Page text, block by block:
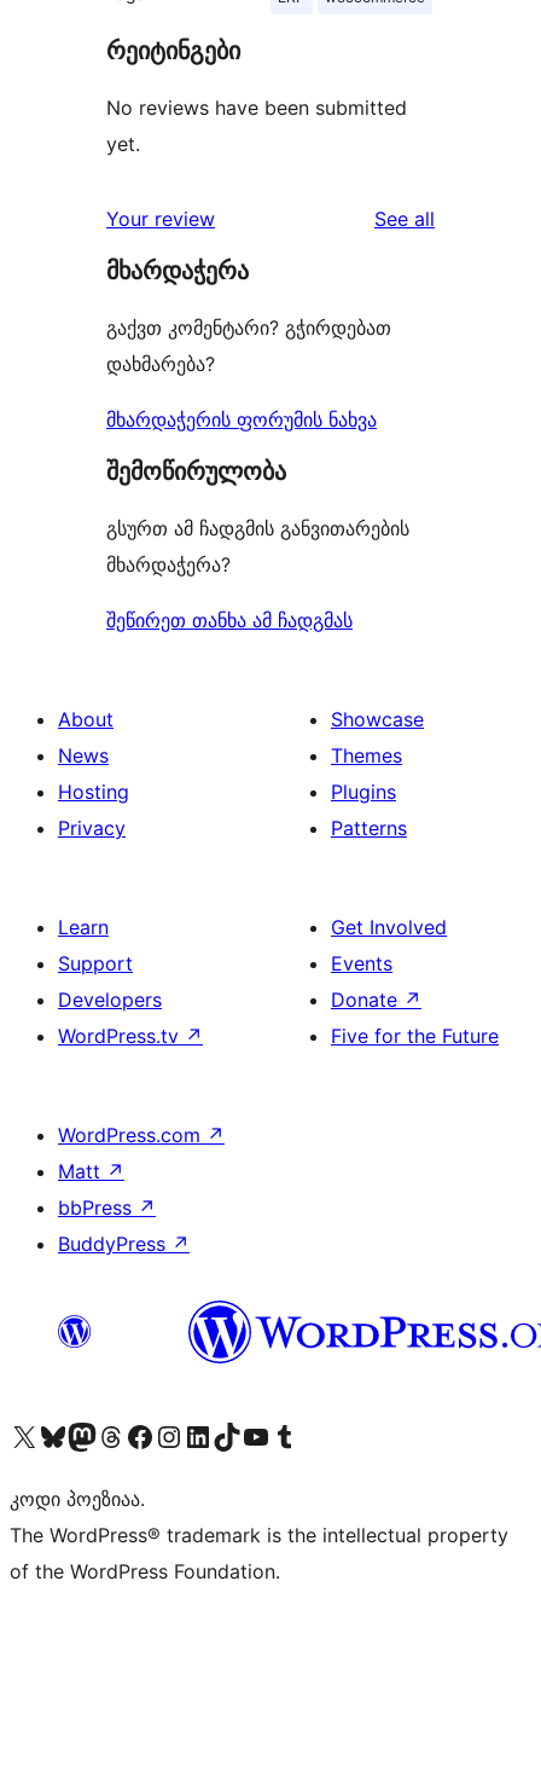
რეიტინგები
No reviews have been submitted
yet.
Your review See all
მხარდაჭერა
გაქვთ კომენტარი? გჭირდებათ
დახმარება?
მხარდაჭერის ფორუმის ნახვა
შემოწირულობა
გსურთ ამ ჩადგმის განვითარების
მხარდაჭერა?
შეწირეთ თანხა ამ ჩადგმას
About
News
Hosting
Privacy
Showcase
Themes
Plugins
Patterns
Learn
Support
Developers
WordPress.tv ↗
Get Involved
Events
Donate ↗
Five for the Future
WordPress.com ↗
Matt ↗
bbPress ↗
BuddyPress ↗
Visit our X (formerly Twitter) account
Visit our Bluesky account
Visit our Mastodon account
Visit our Threads account
Visit our Facebook page
Visit our Instagram account
Visit our LinkedIn account
Visit our TikTok account
Visit our YouTube channel
Visit our Tumblr account
კოდი პოეზიაა.
The WordPress® trademark is the intellectual property
of the WordPress Foundation.